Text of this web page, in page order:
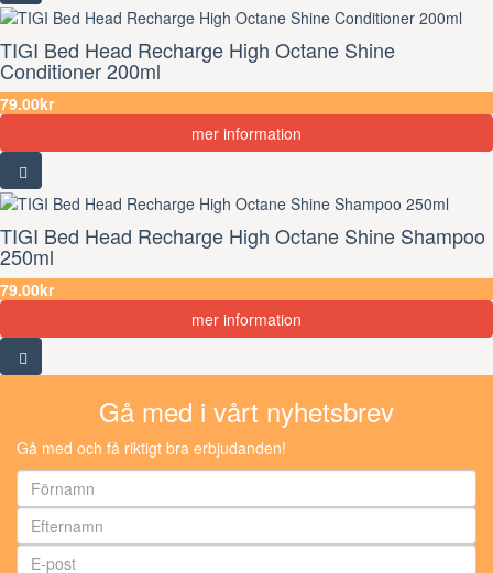
TIGI Bed Head Recharge High Octane Shine
Conditioner 200ml
79.00kr
mer information
TIGI Bed Head Recharge High Octane Shine Shampoo
250ml
79.00kr
mer information
Gå med i vårt nyhetsbrev
Gå med och få riktigt bra erbjudanden!